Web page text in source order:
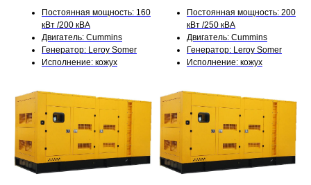
Постоянная мощность: 160
кВт /200 кВА
Двигатель: Cummins
Генератор: Leroy Somer
Исполнение: кожух
Постоянная мощность: 200
кВт /250 кВА
Двигатель: Cummins
Генератор: Leroy Somer
Исполнение: кожух